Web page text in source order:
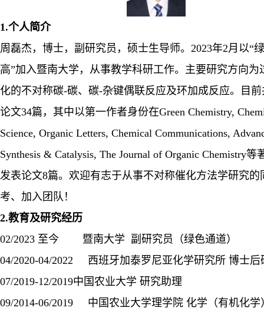
1.个人简介
周磊杰，博士，副研究员，硕士生导师。 2023年2月以“
高”加入暨南大学，从事教学科研工作。主要研究方向为
化的不对称碳-碳、碳-杂键偶联反应及环加成反应。目
论文34篇，其中以第一作者身份在Green Chemistry,
Science, Organic Letters, Chemical Communications,
Synthesis & Catalysis, The Journal of Organic Chemistry等
发表论文8篇。欢迎有志于从事不对称催化方法学研究的
考、加入团队！
2.教育及研究经历
02/2023 至今 暨南大学 副研究员（绿色通道）
04/2020-04/2022 西班牙加泰罗尼亚化学研究所 博士后
07/2019-12/2019中国农业大学 研究助理
09/2014-06/2019 中国农业大学理学院 化学（有机化学